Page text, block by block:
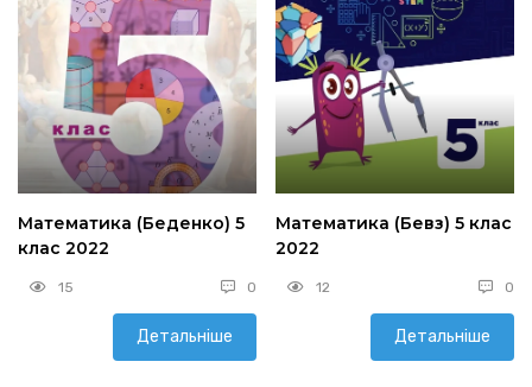
Математика (Беденко) 5
клас 2022
15 0
Детальніше
Математика (Бевз) 5 клас
2022
12 0
Детальніше